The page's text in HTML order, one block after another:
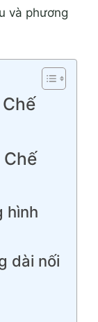
và phương
Chế
hình
dài nối